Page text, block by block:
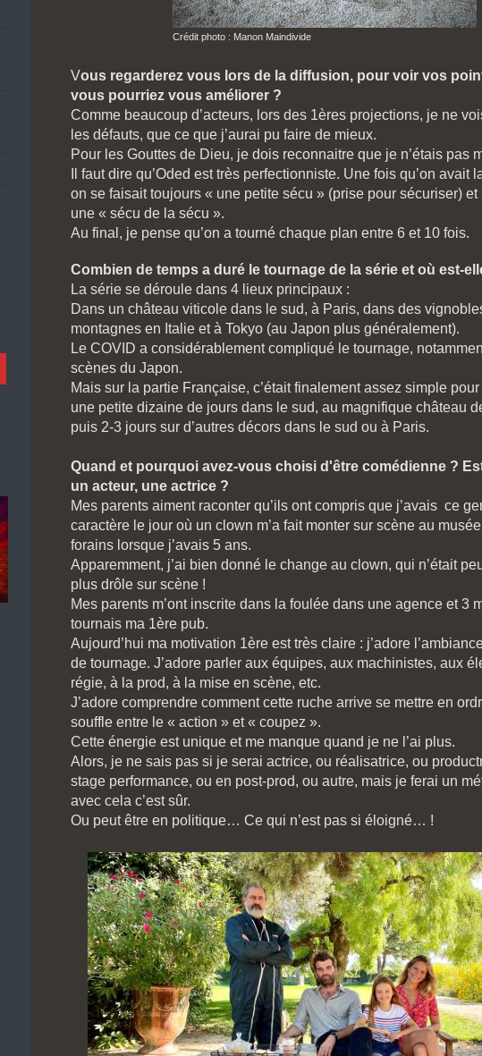
Crédit photo : Manon Maindivide
Vous regarderez vous lors de la diffusion, pour voir vos
vous pourriez vous améliorer ?
Comme beaucoup d’acteurs, lors des 1ères projections, je ne
les défauts, que ce que j’aurai pu faire de mieux.
Pour les Gouttes de Dieu, je dois reconnaitre que je n’étais pas
Il faut dire qu’Oded est très perfectionniste. Une fois qu’on avait
on se faisait toujours « une petite sécu » (prise pour sécuriser)
une « sécu de la sécu ».
Au final, je pense qu’on a tourné chaque plan entre 6 et 10 fois.
Combien de temps a duré le tournage de la série et où est-
La série se déroule dans 4 lieux principaux :
Dans un château viticole dans le sud, à Paris, dans des
montagnes en Italie et à Tokyo (au Japon plus généralement).
Le COVID a considérablement compliqué le tournage,
scènes du Japon.
Mais sur la partie Française, c’était finalement assez simple
une petite dizaine de jours dans le sud, au magnifique château
puis 2-3 jours sur d’autres décors dans le sud ou à Paris.
Quand et pourquoi avez-vous choisi d'être comédienne ?
un acteur, une actrice ?
Mes parents aiment raconter qu’ils ont compris que j’avais ce
caractère le jour où un clown m’a fait monter sur scène au
forains lorsque j’avais 5 ans.
Apparemment, j’ai bien donné le change au clown, qui n’était
plus drôle sur scène !
Mes parents m’ont inscrite dans la foulée dans une agence et 3
tournais ma 1ère pub.
Aujourd’hui ma motivation 1ère est très claire : j’adore
de tournage. J’adore parler aux équipes, aux machinistes, aux
régie, à la prod, à la mise en scène, etc.
J’adore comprendre comment cette ruche arrive se mettre en
souffle entre le « action » et « coupez ».
Cette énergie est unique et me manque quand je ne l’ai plus.
Alors, je ne sais pas si je serai actrice, ou réalisatrice, ou
stage performance, ou en post-prod, ou autre, mais je ferai un
avec cela c’est sûr.
Ou peut être en politique… Ce qui n’est pas si éloigné… !